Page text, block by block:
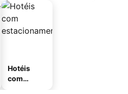
Hotéis
com